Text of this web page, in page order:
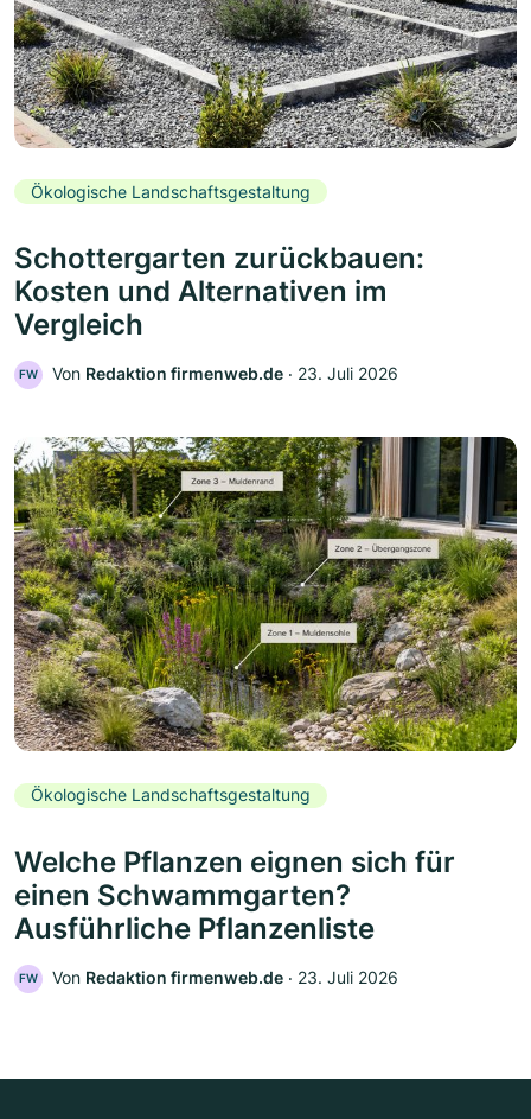
Ökologische Landschaftsgestaltung
Schottergarten zurückbauen:
Kosten und Alternativen im
Vergleich
FW Von Redaktion firmenweb.de ‧ 23. Juli 2026
Ökologische Landschaftsgestaltung
Welche Pflanzen eignen sich für
einen Schwammgarten?
Ausführliche Pflanzenliste
FW Von Redaktion firmenweb.de ‧ 23. Juli 2026